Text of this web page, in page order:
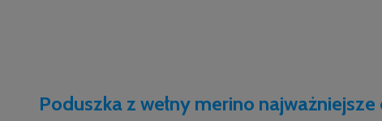
Poduszka z wełny merino najważniejsze